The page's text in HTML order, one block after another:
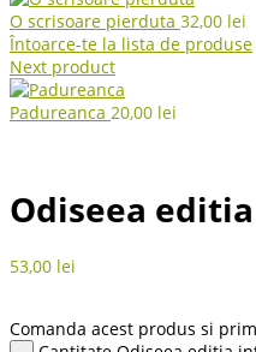
O scrisoare pierduta 32,00 lei
Întoarce-te la lista de produse
Next product
Padureanca 20,00 lei
Odiseea
53,00 lei
Comanda acest produs si